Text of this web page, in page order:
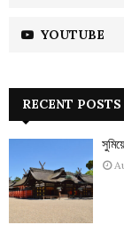
YOUTUBE
RECENT POSTS